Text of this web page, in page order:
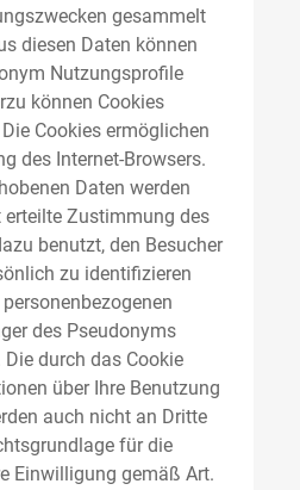
gesammelt
diesen Daten können
Nutzungsprofile
können Cookies
Cookies ermöglichen
des Internet-Browsers.
Daten werden
erteilte Zustimmung des
benutzt, den Besucher
zu identifizieren
des Pseudonyms
durch das Cookie
über Ihre Benutzung
auch nicht an Dritte
für die
Einwilligung gemäß Art.